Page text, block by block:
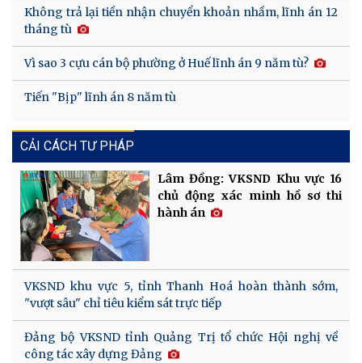
Không trả lại tiền nhận chuyển khoản nhầm, lĩnh án 12
tháng tù
Vì sao 3 cựu cán bộ phường ở Huế lĩnh án 9 năm tù?
Tiến "Bịp" lĩnh án 8 năm tù
CẢI CÁCH TƯ PHÁP
Lâm Đồng: VKSND Khu vực 16
chủ động xác minh hồ sơ thi
hành án
VKSND khu vực 5, tỉnh Thanh Hoá hoàn thành sớm,
"vượt sâu" chỉ tiêu kiểm sát trực tiếp
Đảng bộ VKSND tỉnh Quảng Trị tổ chức Hội nghị về
công tác xây dựng Đảng